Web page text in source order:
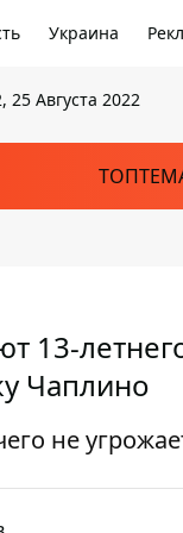
Украина
25 Августа 2022
13-
Чаплино
не